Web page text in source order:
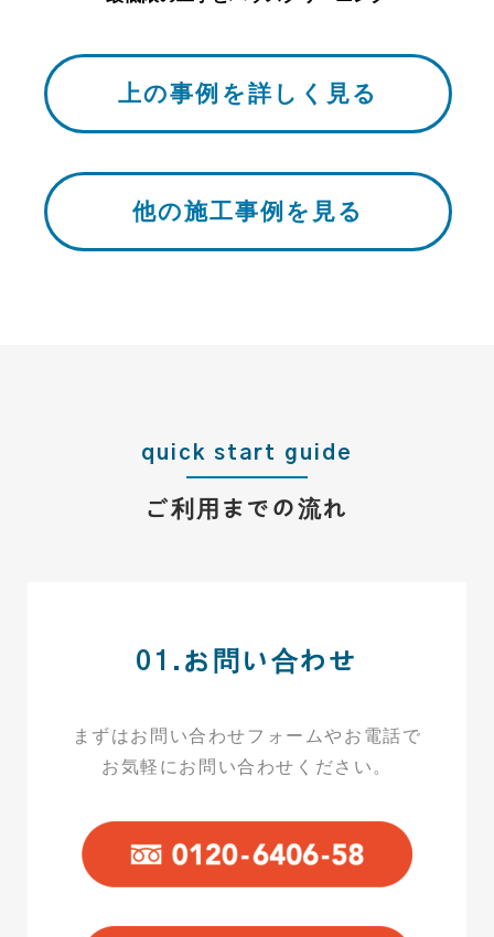
上の事例を詳しく見る
他の施工事例を見る
quick start guide
ご利用までの流れ
01.お問い合わせ
まずはお問い合わせフォームやお電話で
お気軽にお問い合わせください。